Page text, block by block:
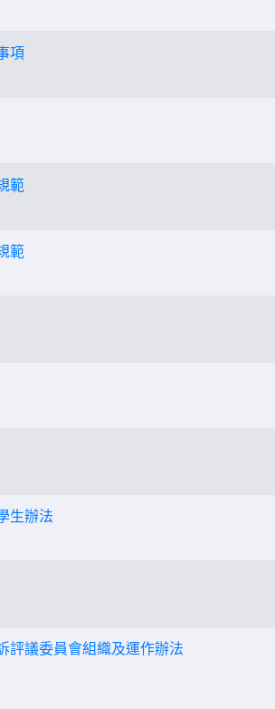
項
範
範
生辦法
評議委員會組織及運作辦法